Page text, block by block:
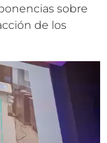
sobre
de los